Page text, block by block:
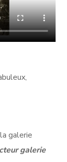
galerie
galerie